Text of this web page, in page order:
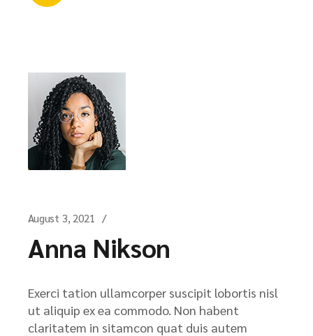
August 3, 2021
Anna Nikson
Exerci tation ullamcorper suscipit lobortis nisl
ut aliquip ex ea commodo. Non habent
claritatem in sitamcon quat duis autem